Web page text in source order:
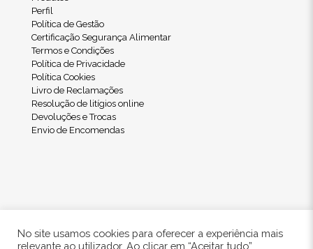
Perfil
Política de Gestão
Certificação Segurança Alimentar
Termos e Condições
Política de Privacidade
Política Cookies
Livro de Reclamações
Resolução de litígios online
Devoluções e Trocas
Envio de Encomendas
No site usamos cookies para oferecer a experiência mais
relevante ao utilizador. Ao clicar em “Aceitar tudo”,